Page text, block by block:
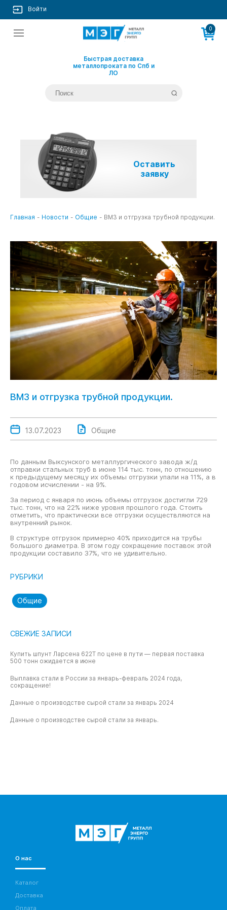
Войти
Быстрая доставка
металлопроката по Спб и
ЛО
Оставить
заявку
0
Главная - Новости - Общие - ВМЗ и отгрузка трубной продукции.
ВМЗ и отгрузка трубной продукции.
13.07.2023 Общие
По данным Выксунского металлургического завода ж/д
отправки стальных труб в июне 114 тыс. тонн, по отношению
к предыдущему месяцу их объемы отгрузки упали на 11%, а в
годовом исчислении - на 9%.
За период с января по июнь объемы отгрузок достигли 729
тыс. тонн, что на 22% ниже уровня прошлого года. Стоить
отметить, что практически все отгрузки осуществляются на
внутренний рынок.
В структуре отгрузок примерно 40% приходится на трубы
большого диаметра. В этом году сокращение поставок этой
продукции составило 37%, что не удивительно.
РУБРИКИ
Общие
СВЕЖИЕ ЗАПИСИ
Купить шпунт Ларсена 622T по цене в пути — первая поставка
500 тонн ожидается в июне
Выплавка стали в России за январь-февраль 2024 года,
сокращение!
Данные о производстве сырой стали за январь 2024
Данные о производстве сырой стали за январь.
О нас
Каталог
Доставка
Оплата